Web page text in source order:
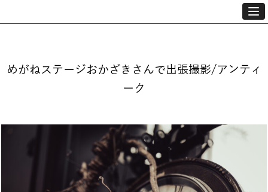
めがねステージおかざきさんで出張撮影/アンティ
ーク